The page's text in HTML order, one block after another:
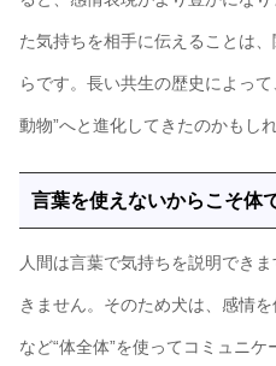
た気持ちを相手に伝えることは
らです。長い共生の歴史によっ
動物”へと進化してきたのかもしれ
言葉を使えないからこそ体
人間は言葉で気持ちを説明でき
きません。そのため犬は、感情
など“体全体”を使ってコミュニ